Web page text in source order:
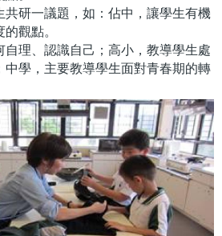
共研一議題，如：佔中，讓學生有機
觀點。
自理、認識自己；高小，教導學生處
中學，主要教導學生面對青春期的轉